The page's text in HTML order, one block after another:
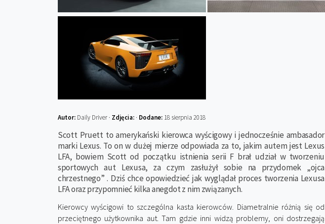
Autor: Daily Driver · Zdjęcia: · Dodane: 18 sierpnia 2018
Scott Pruett to amerykański kierowca wyścigowy i jednocześnie ambasador
marki Lexus. To on w dużej mierze odpowiada za to, jakim autem jest Lexus
LFA, bowiem Scott od początku istnienia serii F brał udział w tworzeniu
sportowych aut Lexusa, za czym zasłużył sobie na przydomek „ojca
chrzestnego” . Dziś chce opowiedzieć jak wyglądał proces tworzenia Lexusa
LFA oraz przypomnieć kilka anegdot z nim związanych.
Kierowcy wyścigowi to szczególna kasta kierowców. Diametralnie różnią się od
przeciętnego użytkownika aut. Tam gdzie inni widzą problemy, oni dostrzegają